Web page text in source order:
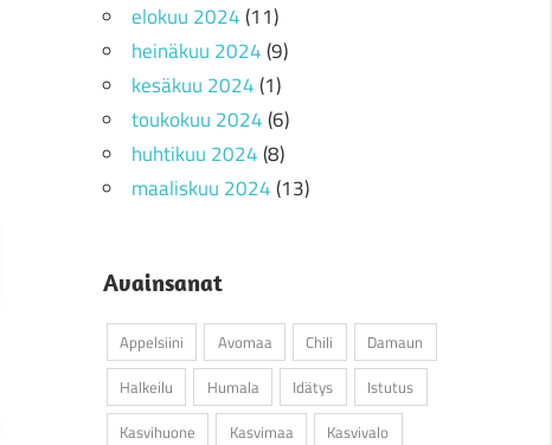
elokuu 2024(11)
heinäkuu 2024(9)
kesäkuu 2024(1)
toukokuu 2024(6)
huhtikuu 2024(8)
maaliskuu 2024(13)
Avainsanat
Appelsiini Avomaa Chili
Damaun
Halkeilu
Humala Idätys
Istutus
Kasvihuone
Kasvimaa
Kasvivalo